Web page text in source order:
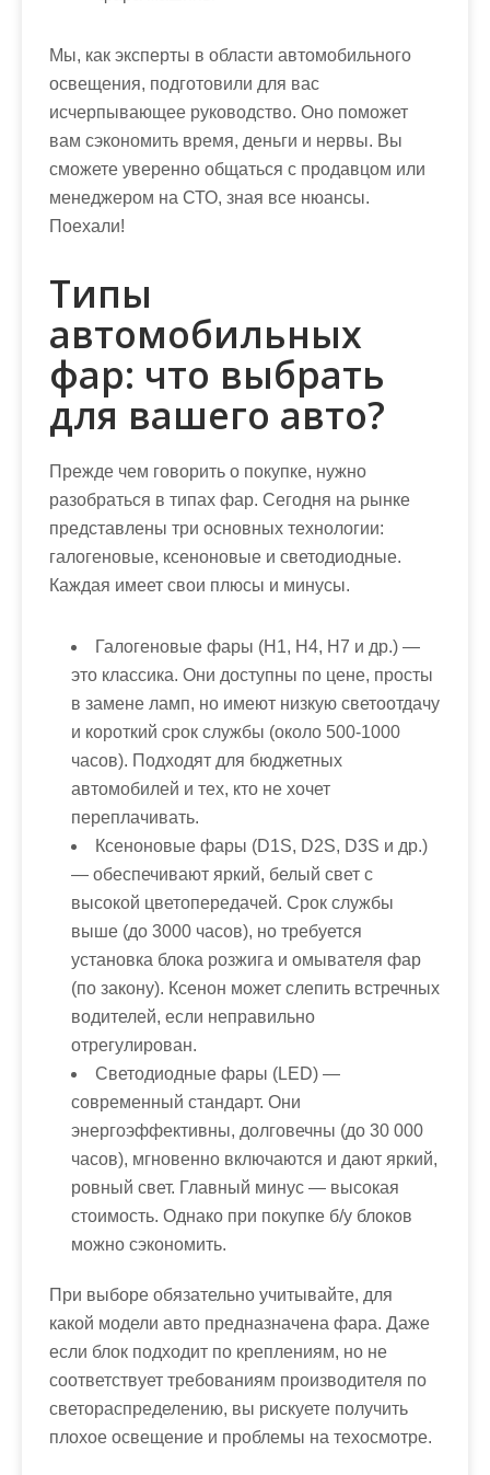
Мы, как эксперты в области автомобильного
освещения, подготовили для вас
исчерпывающее руководство. Оно поможет
вам сэкономить время, деньги и нервы. Вы
сможете уверенно общаться с продавцом или
менеджером на СТО, зная все нюансы.
Поехали!
Типы
автомобильных
фар: что выбрать
для вашего авто?
Прежде чем говорить о покупке, нужно
разобраться в типах фар. Сегодня на рынке
представлены три основных технологии:
галогеновые, ксеноновые и светодиодные.
Каждая имеет свои плюсы и минусы.
Галогеновые фары (H1, H4, H7 и др.) —
это классика. Они доступны по цене, просты
в замене ламп, но имеют низкую светоотдачу
и короткий срок службы (около 500-1000
часов). Подходят для бюджетных
автомобилей и тех, кто не хочет
переплачивать.
Ксеноновые фары (D1S, D2S, D3S и др.)
— обеспечивают яркий, белый свет с
высокой цветопередачей. Срок службы
выше (до 3000 часов), но требуется
установка блока розжига и омывателя фар
(по закону). Ксенон может слепить встречных
водителей, если неправильно
отрегулирован.
Светодиодные фары (LED) —
современный стандарт. Они
энергоэффективны, долговечны (до 30 000
часов), мгновенно включаются и дают яркий,
ровный свет. Главный минус — высокая
стоимость. Однако при покупке б/у блоков
можно сэкономить.
При выборе обязательно учитывайте, для
какой модели авто предназначена фара. Даже
если блок подходит по креплениям, но не
соответствует требованиям производителя по
светораспределению, вы рискуете получить
плохое освещение и проблемы на техосмотре.